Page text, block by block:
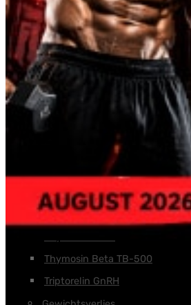
Pinealon
PT-141
Retatrutide
Selank
Semaglutide
Tirzepatide
Thymaline
Thymosin Beta TB-500
Triptorelin GnRH